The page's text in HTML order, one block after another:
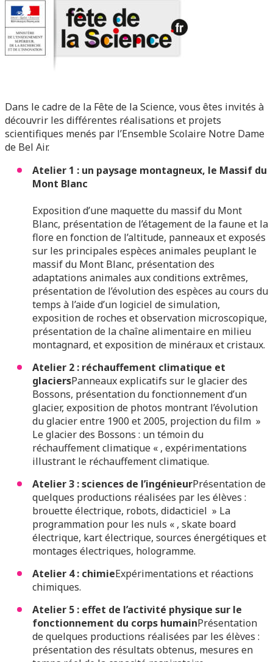
Dans le cadre de la Fête de la Science, vous êtes invités à
découvrir les différentes réalisations et projets
scientifiques menés par l’Ensemble Scolaire Notre Dame
de Bel Air.
Atelier 1 : un paysage montagneux, le Massif du
Mont Blanc
Exposition d’une maquette du massif du Mont
Blanc, présentation de l’étagement de la faune et la
flore en fonction de l’altitude, panneaux et exposés
sur les principales espèces animales peuplant le
massif du Mont Blanc, présentation des
adaptations animales aux conditions extrêmes,
présentation de l’évolution des espèces au cours du
temps à l’aide d’un logiciel de simulation,
exposition de roches et observation microscopique,
présentation de la chaîne alimentaire en milieu
montagnard, et exposition de minéraux et cristaux.
Atelier 2 : réchauffement climatique et
glaciersPanneaux explicatifs sur le glacier des
Bossons, présentation du fonctionnement d’un
glacier, exposition de photos montrant l’évolution
du glacier entre 1900 et 2005, projection du film »
Le glacier des Bossons : un témoin du
réchauffement climatique « , expérimentations
illustrant le réchauffement climatique.
Atelier 3 : sciences de l’ingénieurPrésentation de
quelques productions réalisées par les élèves :
brouette électrique, robots, didacticiel » La
programmation pour les nuls « , skate board
électrique, kart électrique, sources énergétiques et
montages électriques, hologramme.
Atelier 4 : chimieExpérimentations et réactions
chimiques.
Atelier 5 : effet de l’activité physique sur le
fonctionnement du corps humainPrésentation
de quelques productions réalisées par les élèves :
présentation des résultats obtenus, mesures en